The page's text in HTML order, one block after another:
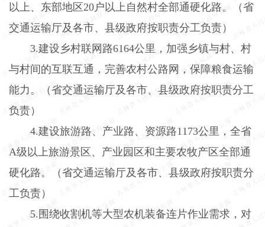
以上、东部地区20 户以上自然村全部通硬化路。（省
交通运输厅及各市、县级政府按职责分工负责）
3.建设乡村联网路6164公里，加强乡镇与村、村
与村间的互联互通，完善农村公路网，保障粮食运输
能力。（省交通运输厅及各市、县级政府按职责分工
负责）
4.建设旅游路、产业路、资源路1173公里，全省
A级以上旅游景区、产业园区和主要农牧产区全部通
硬化路。（省交通运输厅及各市、县级政府按职责分
工负责）
5.围绕收割机等大型农机装备连片作业需求，对